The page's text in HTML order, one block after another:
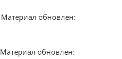
Материал обновлен:
Материал обновлен: